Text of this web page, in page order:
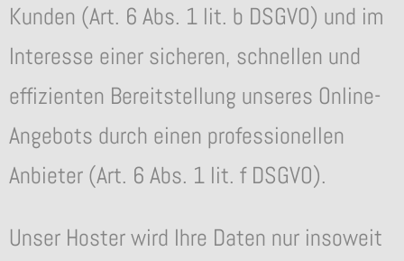
Kunden (Art. 6 Abs. 1 lit. b DSGVO) und im
Interesse einer sicheren, schnellen und
effizienten Bereitstellung unseres Online-
Angebots durch einen professionellen
Anbieter (Art. 6 Abs. 1 lit. f DSGVO).
Unser Hoster wird Ihre Daten nur insoweit